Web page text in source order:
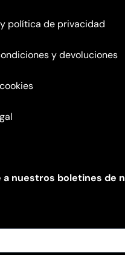
política de privacidad
y devoluciones
a nuestros boletines de